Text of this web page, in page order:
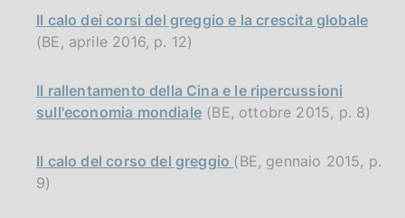
Il calo dei corsi del greggio e la crescita globale
(BE, aprile 2016, p. 12)
Il rallentamento della Cina e le ripercussioni
sull'economia mondiale(BE, ottobre 2015, p. 8)
Il calo del corso del greggio (BE, gennaio 2015, p.
9)